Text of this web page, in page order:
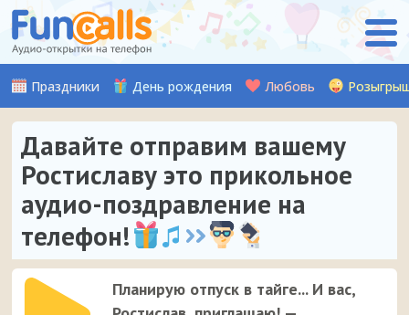
Праздники День рождения Любовь
Давайте отправим вашему
Ростиславу это прикольное
аудио-поздравление на
телефон!
Планирую отпуск в тайге... И вас,